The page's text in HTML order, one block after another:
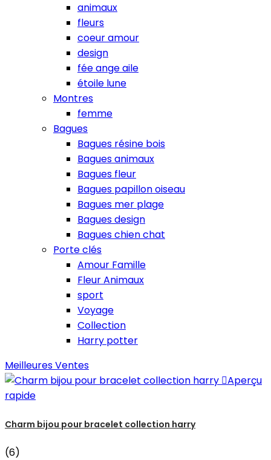
animaux
fleurs
coeur amour
design
fée ange aile
étoile lune
Montres
femme
Bagues
Bagues résine bois
Bagues animaux
Bagues fleur
Bagues papillon oiseau
Bagues mer plage
Bagues design
Bagues chien chat
Porte clés
Amour Famille
Fleur Animaux
sport
Voyage
Collection
Harry potter
Meilleures Ventes
Aperçu
rapide
Charm bijou pour bracelet collection harry
(6)